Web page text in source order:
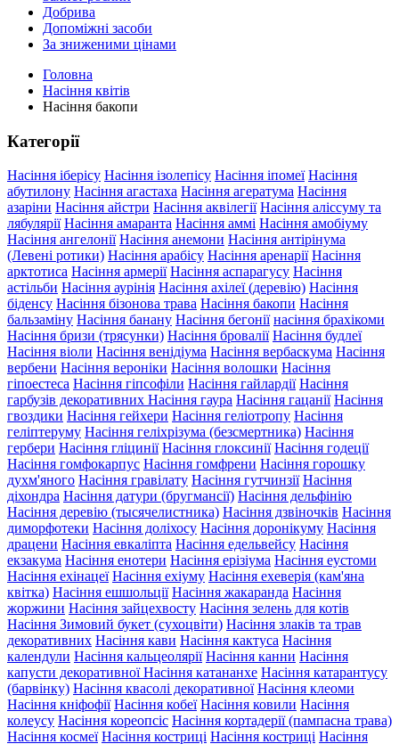
Добрива
Допоміжні засоби
За зниженими цінами
Головна
Насіння квітів
Насіння бакопи
Категорії
Насіння іберісу Насіння ізолепісу Насіння іпомеї Насіння
абутилону Насіння агастаха Насіння агератума Насіння
азаріни Насіння айстри Насіння аквілегії Насіння аліссуму та
лябулярії Насіння амаранта Насіння аммі Насіння амобіуму
Насіння ангелонії Насіння анемони Насіння антірінума
(Левені ротики) Насіння арабісу Насіння аренарії Насіння
арктотиса Насіння армерії Насіння аспарагусу Насіння
астільби Насіння аурінія Насіння ахілеї (деревію) Насіння
біденсу Насіння бізонова трава Насіння бакопи Насіння
бальзаміну Насіння банану Насіння бегонії насіння брахікоми
Насіння бризи (трясунки) Насіння бровалії Насіння будлеї
Насіння віоли Насіння венідіума Насіння вербаскума Насіння
вербени Насіння вероніки Насіння волошки Насіння
гіпоестеса Насіння гіпсофіли Насіння гайлардії Насіння
гарбузів декоративних Насіння гаура Насіння гацанії Насіння
гвоздики Насіння гейхери Насіння геліотропу Насіння
геліптеруму Насіння геліхрізума (безсмертника) Насіння
гербери Насіння гліцинії Насіння глоксинії Насіння годеції
Насіння гомфокарпус Насіння гомфрени Насіння горошку
духм'яного Насіння гравілату Насіння гутчинзії Насіння
діхондра Насіння датури (бругмансії) Насіння дельфінію
Насіння деревію (тысячелистника) Насіння дзвіночків Насіння
диморфотеки Насіння доліхосу Насіння доронікуму Насіння
драцени Насіння евкаліпта Насіння едельвейсу Насіння
екзакума Насіння енотери Насіння ерізіума Насіння еустоми
Насіння ехінацеї Насіння ехіуму Насіння ехеверія (кам'яна
квітка) Насіння ешшольції Насіння жакаранда Насіння
жоржини Насіння зайцехвосту Насіння зелень для котів
Насіння Зимовий букет (сухоцвіти) Насіння злаків та трав
декоративних Насіння кави Насіння кактуса Насіння
календули Насіння кальцеолярії Насіння канни Насіння
капусти декоративноїНасіння катананхе Насіння катарантусу
(барвінку) Насіння квасолі декоративної Насіння клеоми
Насіння кніфофії Насіння кобеї Насіння ковили Насіння
колеусу Насіння кореопсіс Насіння кортадерії (пампасна трава)
Насіння космеї Насіння костриці Насіння костриці Насіння